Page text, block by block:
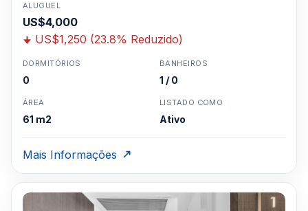
ALUGUEL
US$4,000
US$1,250 (23.8% Reduzido)
DORMITÓRIOS
0
BANHEIROS
1 / 0
ÁREA
61 m2
LISTADO COMO
Ativo
Mais Informações